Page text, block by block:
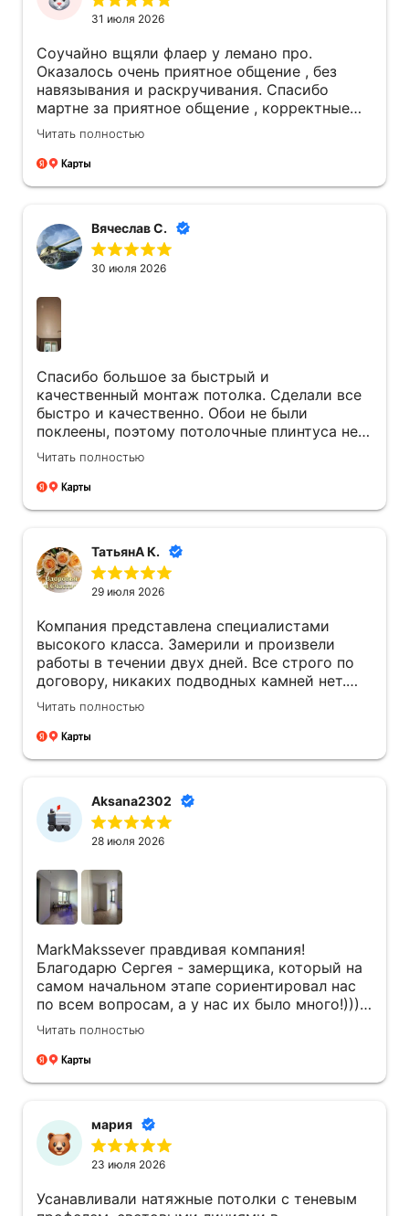
31 июля 2026
Соучайно вщяли флаер у лемано про.
Оказалось очень приятное общение , без
навязывания и раскручивания. Спасибо
мартне за приятное общение , корректные
подробные обьяснения , дельные
за четкую работу. Мы очень довольны
Читать полностью
Вячеслав С.
30 июля 2026
Спасибо большое за быстрый и
качественный монтаж потолка. Сделали все
быстро и качественно. Обои не были
поклеены, поэтому потолочные плинтуса не
устанавливали, мастер любезно показал как
их монтировать со всеми тонкостями и
нюансами.
Читать полностью
ТатьянА К.
29 июля 2026
Компания представлена специалистами
высокого класса. Замерили и произвели
работы в течении двух дней. Все строго по
договору, никаких подводных камней нет.
Все объяснили на словах. Ребята вежливые,
работа сделана аккуратно.
Читать полностью
Aksana2302
28 июля 2026
MarkMakssever правдивая компания!
Благодарю Сергея - замерщика, который на
самом начальном этапе сориентировал нас
по всем вопросам, а у нас их было много!)))
Его компетентность и правильный подход
привел к заключению договора! Сергей
всегда был на связи, даже, когда задачи не
дела! Очень оперативно и качественно
работали! Всегда обсуждали где и как будут
светильники располагаться, всегда
учитывалось мое мнение , как заказчика! Так
старались соблюдать чистоту ! За собой все
Читать полностью
мария
23 июля 2026
Усанавливали натяжные потолки с теневым